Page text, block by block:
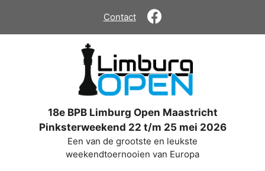
de
Contact
18e BPB Limburg Open Maastricht
Pinksterweekend 22 t/m 25 mei 2026
Een van de grootste en leukste
weekendtoernooien van Europa